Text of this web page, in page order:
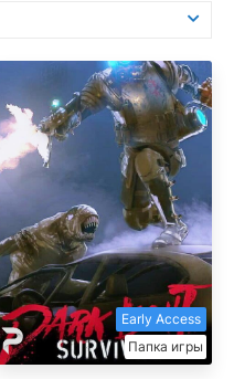
Папка игры
Early Access